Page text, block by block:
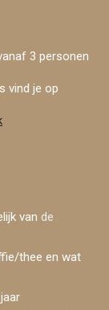
3 personen
vind je op
van de
thee en wat